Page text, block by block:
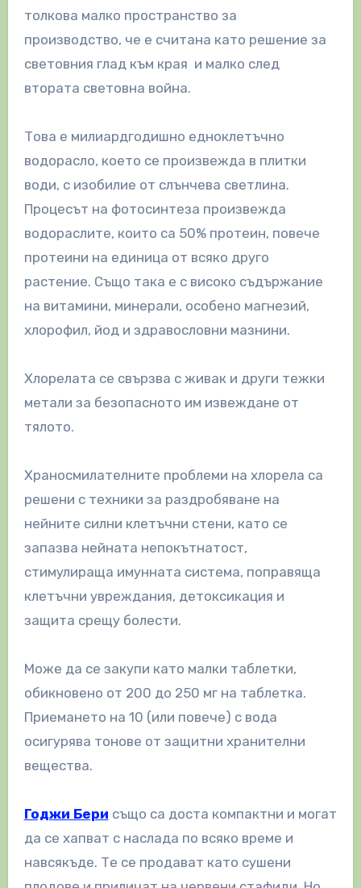
толкова малко пространство за
производство, че е считана като решение за
световния глад към края и малко след
втората световна война.
Това е милиардгодишно едноклетъчно
водорасло, което се произвежда в плитки
води, с изобилие от слънчева светлина.
Процесът на фотосинтеза произвежда
водораслите, които са 50% протеин, повече
протеини на единица от всяко друго
растение. Също така е с високо съдържание
на витамини, минерали, особено магнезий,
хлорофил, йод и здравословни мазнини.
Хлорелата се свързва с живак и други тежки
метали за безопасното им извеждане от
тялото.
Храносмилателните проблеми на хлорела са
решени с техники за раздробяване на
нейните силни клетъчни стени, като се
запазва нейната непокътнатост,
стимулираща имунната система, поправяща
клетъчни увреждания, детоксикация и
защита срещу болести.
Може да се закупи като малки таблетки,
обикновено от 200 до 250 мг на таблетка.
Приемането на 10 (или повече) с вода
осигурява тонове от защитни хранителни
вещества.
Годжи Бери също са доста компактни и могат
да се хапват с наслада по всяко време и
навсякъде. Те се продават като сушени